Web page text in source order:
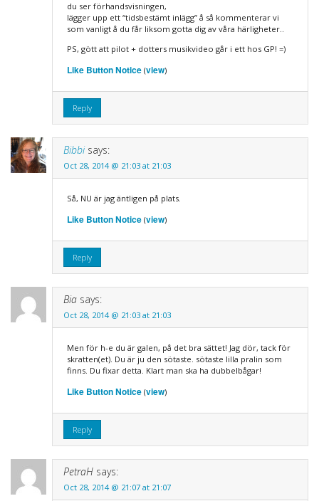
du ser förhandsvisningen,
lägger upp ett “tidsbestämt inlägg” å så kommenterar vi
som vanligt å du får liksom gotta dig av våra härligheter..
PS, gött att pilot + dotters musikvideo går i ett hos GP! =)
Like Button Notice(view)
Reply
Bibbi says:
Oct 28, 2014 @ 21:03 at 21:03
Så, NU är jag äntligen på plats.
Like Button Notice(view)
Reply
Bia says:
Oct 28, 2014 @ 21:03 at 21:03
Men för h-e du är galen, på det bra sättet! Jag dör, tack för
skratten(et). Du är ju den sötaste. sötaste lilla pralin som
finns. Du fixar detta. Klart man ska ha dubbelbågar!
Like Button Notice(view)
Reply
PetraH says:
Oct 28, 2014 @ 21:07 at 21:07